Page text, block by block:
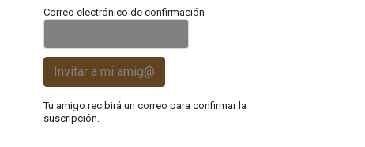
Correo electrónico de confirmación
Invitar a mi amig@
Tu amigo recibirá un correo para confirmar la
suscripción.